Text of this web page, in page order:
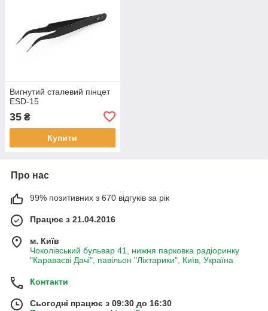
Вигнутий сталевий пінцет
ESD-15
35 ₴
Купити
Про нас
99% позитивних з 670 відгуків за рік
Працює з 21.04.2016
м. Київ
Чоколівський бульвар 41, нижня парковка радіоринку
"Караваєві Дачі", павільон "Ліхтарики", Київ, Україна
Контакти
Сьогодні працює з 09:30 до 16:30